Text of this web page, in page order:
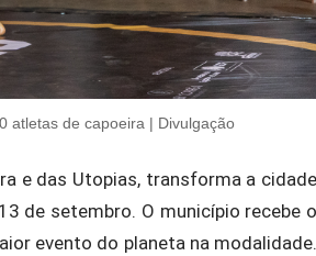
atletas de capoeira | Divulgação
e das Utopias, transforma a cidade
de setembro. O município recebe o
evento do planeta na modalidade.